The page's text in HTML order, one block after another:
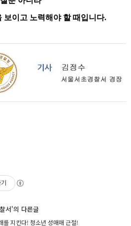
보이고 노력해야 할 때입니다.
서'의 다른글
를 지킨다! 청소년 성매매 근절!